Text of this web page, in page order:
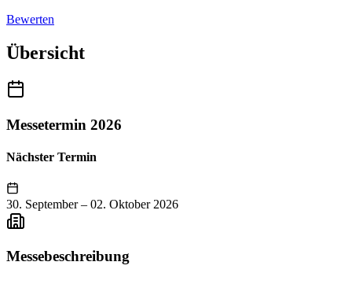
Bewerten
Übersicht
Messetermin 2026
Nächster Termin
30. September – 02. Oktober 2026
Messebeschreibung